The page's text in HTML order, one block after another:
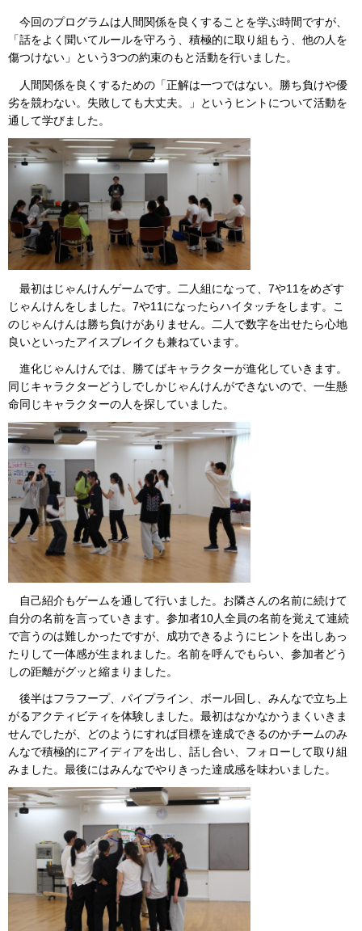
今回のプログラムは人間関係を良くすることを学ぶ時間ですが、
「話をよく聞いてルールを守ろう、積極的に取り組もう、他の人を
傷つけない」という3つの約束のもと活動を行いました。
人間関係を良くするための「正解は一つではない。勝ち負けや優
劣を競わない。失敗しても大丈夫。」というヒントについて活動を
通して学びました。
最初はじゃんけんゲームです。二人組になって、7や11をめざす
じゃんけんをしました。7や11になったらハイタッチをします。こ
のじゃんけんは勝ち負けがありません。二人で数字を出せたら心地
良いといったアイスブレイクも兼ねています。
進化じゃんけんでは、勝てばキャラクターが進化していきます。
同じキャラクターどうしでしかじゃんけんができないので、一生懸
命同じキャラクターの人を探していました。
自己紹介もゲームを通して行いました。お隣さんの名前に続けて
自分の名前を言っていきます。参加者10人全員の名前を覚えて連続
で言うのは難しかったですが、成功できるようにヒントを出しあっ
たりして一体感が生まれました。名前を呼んでもらい、参加者どう
しの距離がグッと縮まりました。
後半はフラフープ、パイプライン、ボール回し、みんなで立ち上
がるアクティビティを体験しました。最初はなかなかうまくいきま
せんでしたが、どのようにすれば目標を達成できるのかチームのみ
んなで積極的にアイディアを出し、話し合い、フォローして取り組
みました。最後にはみんなでやりきった達成感を味わいました。